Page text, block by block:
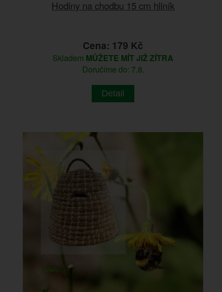
Hodiny na chodbu 15 cm hliník
Cena: 179 Kč
Skladem MŮŽETE MÍT JIŽ ZÍTRA
Doručíme do: 7.8.
Detail